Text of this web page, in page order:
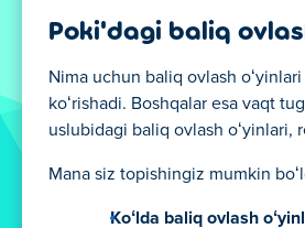
Poki'dagi baliq
Nima uchun baliq ovlash
koʻrishadi. Boshqalar esa vaqt
uslubidagi baliq ovlash oʻyinlari,
Mana siz topishingiz mumkin
Koʻlda baliq ovlash